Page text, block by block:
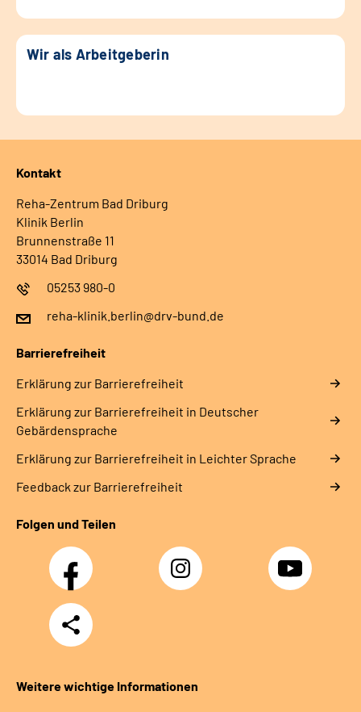
Wir als Arbeitgeberin
Kontakt
Reha-Zentrum Bad Driburg
Klinik Berlin
Brunnenstraße 11
33014 Bad Driburg
05253 980-0
reha-klinik.berlin@drv-bund.de
Barrierefreiheit
Erklärung zur Barrierefreiheit
Erklärung zur Barrierefreiheit in Deutscher
Gebärdensprache
Erklärung zur Barrierefreiheit in Leichter Sprache
Feedback zur Barrierefreiheit
Folgen und Teilen
Facebook Instagram YouTube
Teilen
Weitere wichtige Informationen